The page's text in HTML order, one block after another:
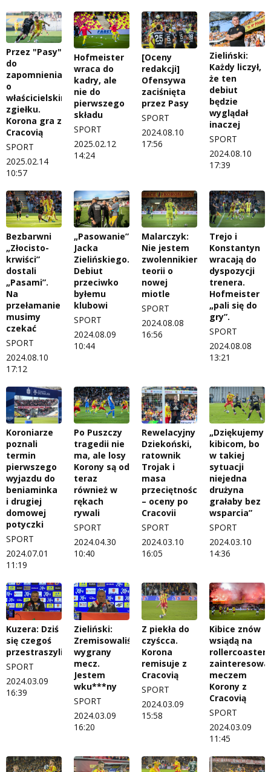
Przez "Pasy"
do
zapomnienia
o
właścicielskim
zgiełku.
Korona gra z
Cracovią
SPORT
2025.02.14
10:57
Hofmeister
wraca do
kadry, ale
nie do
pierwszego
składu
SPORT
2025.02.12
14:24
[Oceny
redakcji]
Ofensywa
zaciśnięta
przez Pasy
SPORT
2024.08.10
17:56
Zieliński:
Każdy liczył,
że ten
debiut
będzie
wyglądał
inaczej
SPORT
2024.08.10
17:39
Bezbarwni
„Złocisto-
krwiści”
dostali
„Pasami”.
Na
przełamanie
musimy
czekać
SPORT
2024.08.10
17:12
„Pasowanie”
Jacka
Zielińskiego.
Debiut
przeciwko
byłemu
klubowi
SPORT
2024.08.09
10:44
Malarczyk:
Nie jestem
zwolennikiem
teorii o
nowej
miotle
SPORT
2024.08.08
16:56
Trejo i
Konstantyn
wracają do
dyspozycji
trenera.
Hofmeister
„pali się do
gry”.
SPORT
2024.08.08
13:21
Koroniarze
poznali
termin
pierwszego
wyjazdu do
beniaminka
i drugiej
domowej
potyczki
SPORT
2024.07.01
11:19
Po Puszczy
tragedii nie
ma, ale losy
Korony są od
teraz
również w
rękach
rywali
SPORT
2024.04.30
10:40
Rewelacyjny
Dziekoński,
ratownik
Trojak i
masa
przeciętności
– oceny po
Cracovii
SPORT
2024.03.10
16:05
„Dziękujemy
kibicom, bo
w takiej
sytuacji
niejedna
drużyna
grałaby bez
wsparcia”
SPORT
2024.03.10
14:36
Kuzera: Dziś
się czegoś
przestraszyliśmy
SPORT
2024.03.09
16:39
Zieliński:
Zremisowaliśmy
wygrany
mecz.
Jestem
wku***ny
SPORT
2024.03.09
16:20
Z piekła do
czyścca.
Korona
remisuje z
Cracovią
SPORT
2024.03.09
15:58
Kibice znów
wsiądą na
rollercoaster.
meczem
Korony z
Cracovią
SPORT
2024.03.09
11:45